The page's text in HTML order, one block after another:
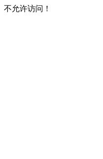
不允许访问！